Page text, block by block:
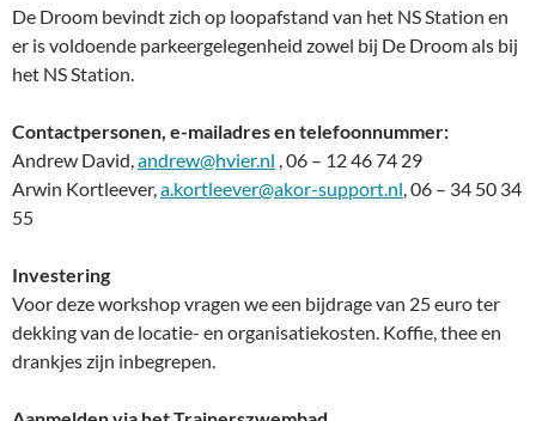
De Droom bevindt zich op loopafstand van het NS Station en
er is voldoende parkeergelegenheid zowel bij De Droom als bij
het NS Station.
Contactpersonen, e-mailadres en telefoonnummer:
Andrew David, andrew@hvier.nl , 06 – 12 46 74 29
Arwin Kortleever, a.kortleever@akor-support.nl , 06 – 34 50 34
55
Investering
Voor deze workshop vragen we een bijdrage van 25 euro ter
dekking van de locatie- en organisatiekosten. Koffie, thee en
drankjes zijn inbegrepen.